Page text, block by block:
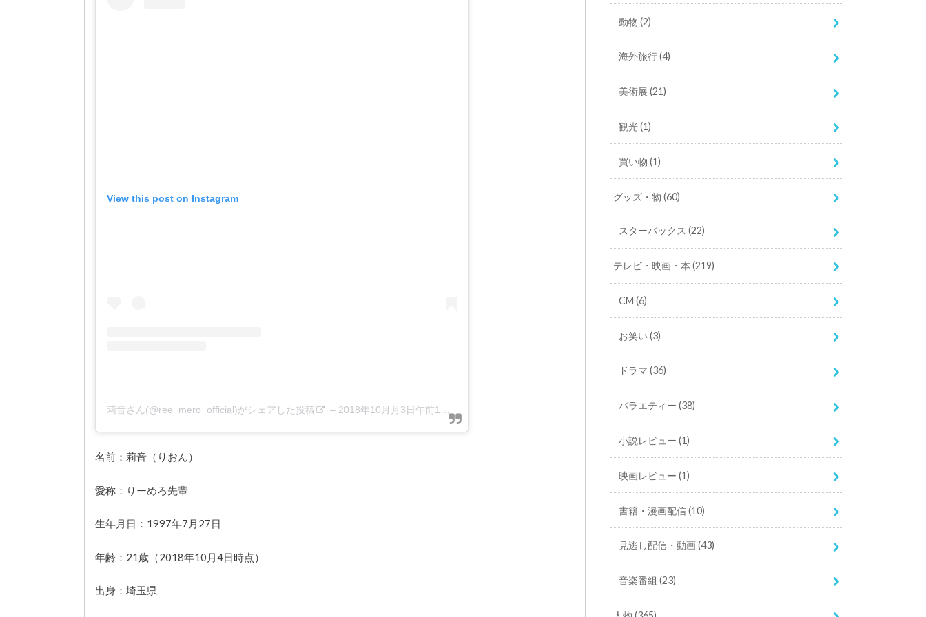
View this post on Instagram
莉音さん(@ree_mero_official)がシェアした投稿 – 2018年10月月3日午前1時32分PDT
名前：莉音（りおん）
愛称：りーめろ先輩
生年月日：1997年7月27日
年齢：21歳（2018年10月4日時点）
出身：埼玉県
動物 (2)
海外旅行(4)
美術展 (21)
観光(1)
買い物 (1)
グッズ・物(60)
スターバックス (22)
テレビ・映画・本(219)
CM (6)
お笑い (3)
ドラマ (36)
バラエティー (38)
小説レビュー (1)
映画レビュー (1)
書籍・漫画配信(10)
見逃し配信・動画(43)
音楽番組 (23)